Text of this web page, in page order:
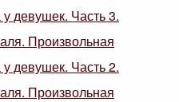
девушек. Часть 3.
Произвольная
девушек. Часть 2.
Произвольная